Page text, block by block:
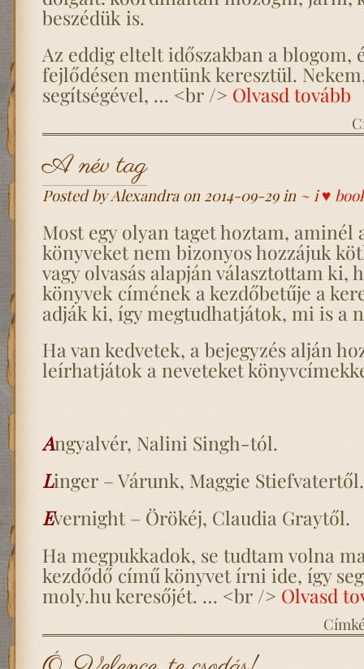
beszédük is.
Az eddig eltelt időszakban a blogom,
fejlődésen mentünk keresztül.
segítségével, … <br /> Olvasd tovább
A név tag
Posted by Alexandra on 2014-09-29 in ~ i ♥
Most egy olyan taget hoztam, aminél
könyveket nem bizonyos hozzájuk
vagy olvasás alapján választottam ki,
könyvek címének a kezdőbetűje a
adják ki, így megtudhatjátok, mi is a
Ha van kedvetek, a bejegyzés alján
leírhatjátok a neveteket
Angyalvér, Nalini Singh-tól.
Linger – Várunk, Maggie Stiefvatertől.
Evernight – Örökéj, Claudia Graytől.
Ha megpukkadok, se tudtam volna
kezdődő című könyvet írni ide, így
moly.hu keresőjét. … <br /> Olvasd